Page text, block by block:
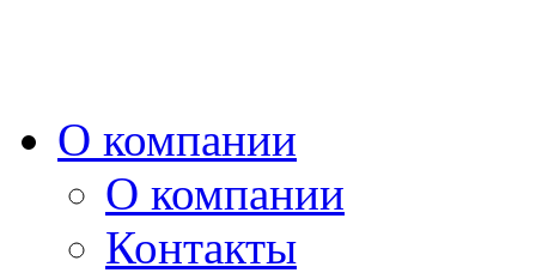
О компании
О компании
Контакты